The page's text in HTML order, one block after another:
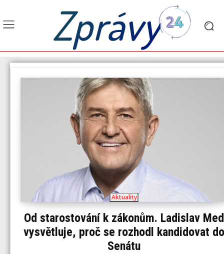
Zprávy
Aktuality
Od starostování k zákonům. Ladislav Med
vysvětluje, proč se rozhodl kandidovat do
Senátu